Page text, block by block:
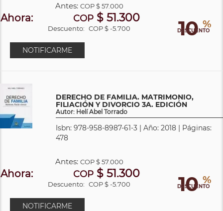
10 %
DESCUENTO
Antes: COP$ 57.000
Ahora: COP $ 51.300
Descuento: COP $ -5.700
NOTIFICARME
DERECHO DE FAMILIA. MATRIMONIO,
FILIACIÓN Y DIVORCIO 3A. EDICIÓN
Autor: Helí Abel Torrado
Isbn: 978-958-8987-61-3 | Año: 2018 | Páginas:
478
10 %
DESCUENTO
Antes: COP$ 57.000
Ahora: COP $ 51.300
Descuento: COP $ -5.700
NOTIFICARME